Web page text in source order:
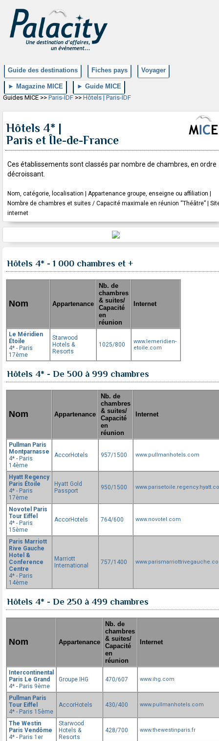
Guide des destinations Fiches pays Voyager
► Magazine MICE
► Guide MICE
Guides MICE >> Paris-IDF >> Hôtels | Paris-IDF
Hôtels 4* |
Paris et Île-de-France
Ces établissements sont classés par nombre de chambres, en ordre
décroissant.
Nom, catégorie, localisation | Appartenance groupe, enseigne ou affiliation |
Nombre de chambres et suites / Capacité maximale en réunion “Théâtre” |
internet
Hôtels 4* - 1 000 chambres et +
Nom Appartenance
Nb. de
chambres
& suites/
Capacité
en
réunion
Internet
Le Méridien
Étoile
4* - Paris
17ème
Starwood
Hotels &
Resorts
1025/800
www.lemeridien-
etoile.com
Hôtels 4* - De 500 à 999 chambres
Nom Appartenance
Nb. de
chambres
& suites/
Capacité
en
réunion
Internet
Pullman Paris
Montparnasse
4* - Paris
14ème
AccorHotels 957/1500 www.pullmanhotels.com
Hyatt Regency
Paris Étoile
4* - Paris
17ème
Hyatt Gold
Passport
950/1500
Novotel Paris
Tour Eiffel
4* - Paris
15ème
AccorHotels 764/600 www.novotel.com
Paris Marriott
Rive Gauche
Hotel &
Conference
Centre
4* - Paris
14ème
Marriott
International
757/1400
Hôtels 4* - De 250 à 499 chambres
Nom Appartenance
Nb. de
chambres
& suites/
Capacité
en
réunion
Internet
Intercontinental
Paris Le Grand
4* - Paris 9ème
Groupe IHG 470/607 www.ihg.com
Pullman Paris
Tour Eiffel
4* - Paris 15ème
AccorHotels 430/400 www.pullmanhotels.com
The Westin
Paris Vendôme
4* - Paris 1er
Starwood
Hotels &
Resorts
428/700 www.thewestinparis.fr